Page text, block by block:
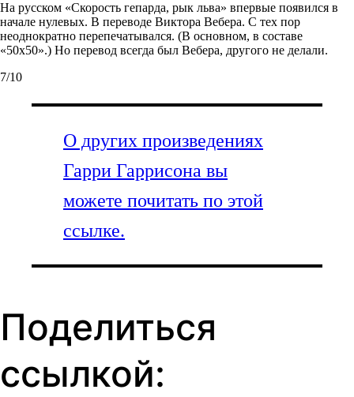
На русском «Скорость гепарда, рык льва» впервые появился в
начале нулевых. В переводе Виктора Вебера. С тех пор
неоднократно перепечатывался. (В основном, в составе
«50х50».) Но перевод всегда был Вебера, другого не делали.
7/10
О других произведениях
Гарри Гаррисона вы
можете почитать по этой
ссылке.
Поделиться
ссылкой: